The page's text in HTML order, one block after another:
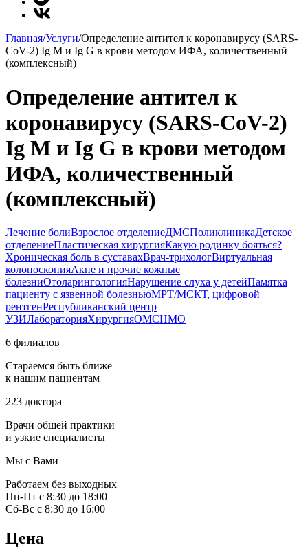
Главная/Услуги/Определение антител к коронавирусу (SARS-
CoV-2) Ig M и Ig G в крови методом ИФА, количественный
(комплексный)
Определение антител к
коронавирусу (SARS-CoV-2)
Ig M и Ig G в крови методом
ИФА, количественный
(комплексный)
Лечение болиВзрослое отделениеДМСПоликлиникаДетское
отделениеПластическая хирургияКакую родинку бояться?
Хроническая боль в суставахВрач-трихологВиртуальная
колоноскопияАкне и прочие кожные
болезниОтоларингологияНарушение слуха у детейПамятка
пациенту с язвенной болезньюМРТ/МСКТ, цифровой
рентгенРеспубликанский центр
УЗИЛабораторияХирургияОМСНМО
6 филиалов
Стараемся быть ближе
к нашим пациентам
223 доктора
Врачи общей практики
и узкие специалисты
Мы с Вами
Работаем без выходных
Пн-Пт с 8:30 до 18:00
Сб-Вс с 8:30 до 16:00
Цена